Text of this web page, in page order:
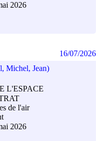
2026
Michel, Jean)
L'ESPACE
de l'air
2026
16/07/2026